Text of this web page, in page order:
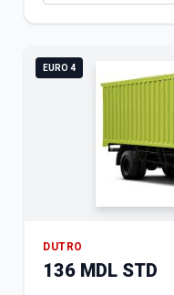
EURO 4
DUTRO
136 MDL STD